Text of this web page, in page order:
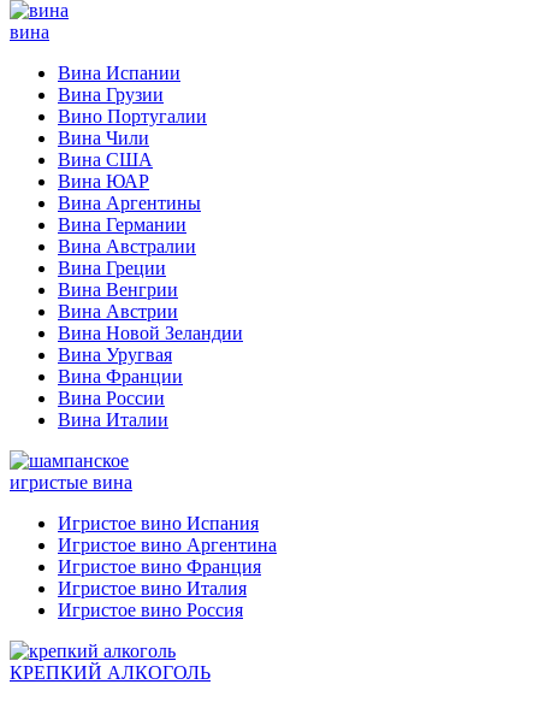
вина
Вина Испании
Вина Грузии
Вино Португалии
Вина Чили
Вина США
Вина ЮАР
Вина Аргентины
Вина Германии
Вина Австралии
Вина Греции
Вина Венгрии
Вина Австрии
Вина Новой Зеландии
Вина Уругвая
Вина Франции
Вина России
Вина Италии
игристые вина
Игристое вино Испания
Игристое вино Аргентина
Игристое вино Франция
Игристое вино Италия
Игристое вино Россия
КРЕПКИЙ АЛКОГОЛЬ